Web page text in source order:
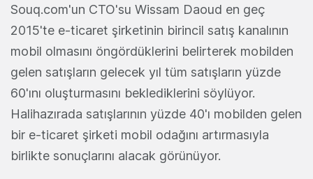
Souq.com'un CTO'su Wissam Daoud en geç
2015'te e-ticaret şirketinin birincil satış kanalının
mobil olmasını öngördüklerini belirterek mobilden
gelen satışların gelecek yıl tüm satışların yüzde
60'ını oluşturmasını beklediklerini söylüyor.
Halihazırada satışlarının yüzde 40'ı mobilden gelen
bir e-ticaret şirketi mobil odağını artırmasıyla
birlikte sonuçlarını alacak görünüyor.